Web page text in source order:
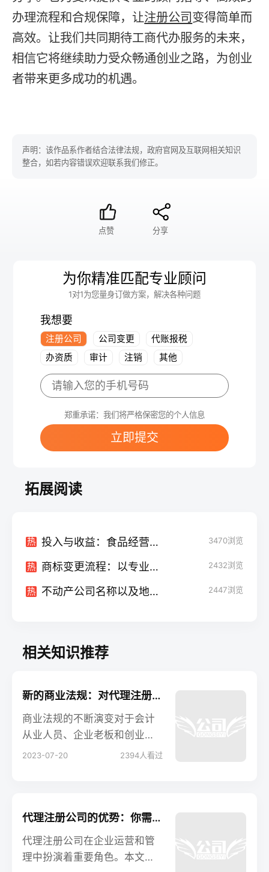
办理流程和合规保障，让注册公司变得简单而
高效。让我们共同期待工商代办服务的未来，
相信它将继续助力受众畅通创业之路，为创业
者带来更多成功的机遇。
声明：该作品系作者结合法律法规，政府官网及互联网相关知识
整合，如若内容错误欢迎联系我们修正。
点赞 分享
为你精准匹配专业顾问
1对1为您量身订做方案，解决各种问题
我想要
注册公司 公司变更
代账报税
办资质
审计 注销 其他
郑重承诺：我们将严格保密您的个人信息
立即提交
拓展阅读
热 投入与收益：食品经营许可证申请的费用解析 3470浏览
热 商标变更流程：以专业服务公司为导向 2432浏览
热 不动产公司名称以及地址变更证明：关键步骤与文档准备 2447浏览
相关知识推荐
新的商业法规：对代理注册公司的影响
商业法规的不断演变对于会计
从业人员、企业老板和创业者
来说至关重要。本文将探讨最
规性要求、审计制度还是信息
披露方面，代理注册公司在帮
助企业适应新的法规环境方面
发挥着关键作用。
2023-07-20 2394人看过
代理注册公司的优势：你需要知道的一切
代理注册公司在企业运营和管
理中扮演着重要角色。本文将